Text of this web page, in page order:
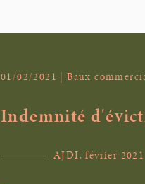
01/02/2021 | Baux
Indemnité
AJDI, février 2021